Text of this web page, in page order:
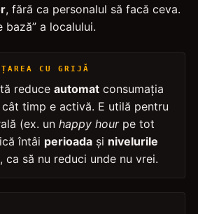
, fără ca personalul să facă ceva.
bază” a localului.
CU GRIJĂ
reduce automat consumația
cât timp e activă. E utilă pentru
(ex. un happy hourpe tot
întâi perioada și nivelurile
ca să nu reduci unde nu vrei.